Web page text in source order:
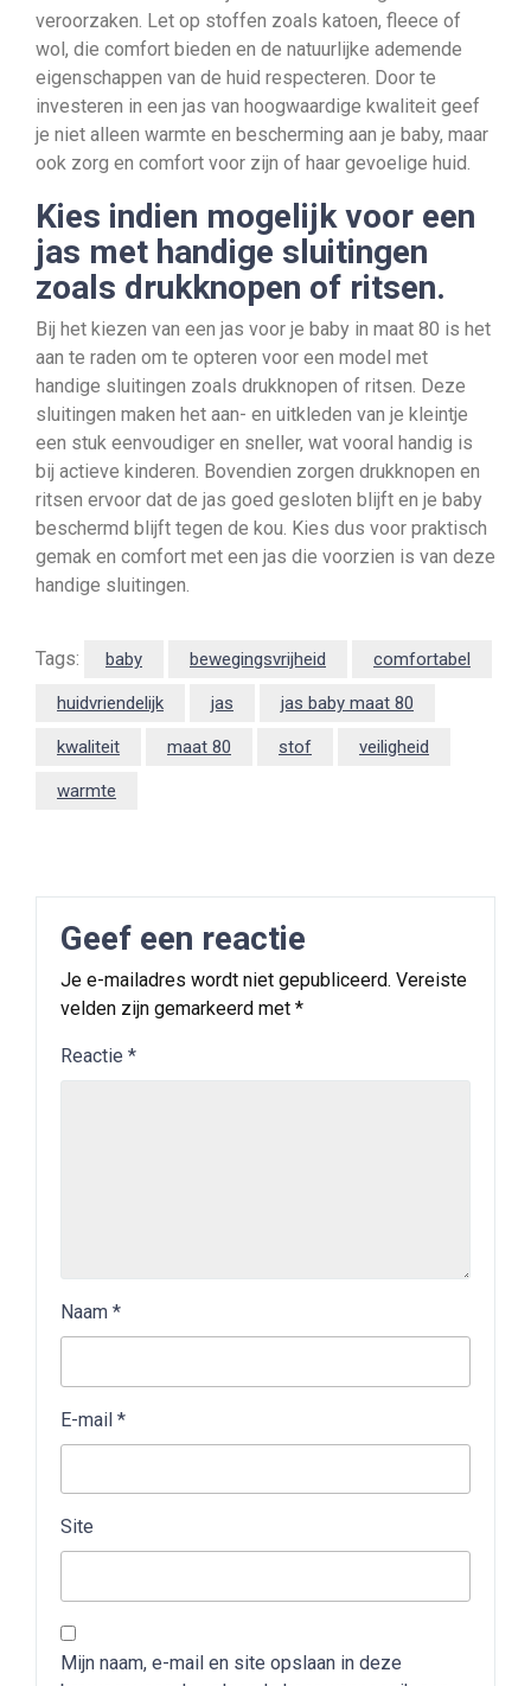
veroorzaken. Let op stoffen zoals katoen, fleece of
wol, die comfort bieden en de natuurlijke ademende
eigenschappen van de huid respecteren. Door te
investeren in een jas van hoogwaardige kwaliteit geef
je niet alleen warmte en bescherming aan je baby, maar
ook zorg en comfort voor zijn of haar gevoelige huid.
Kies indien mogelijk voor een
jas met handige sluitingen
zoals drukknopen of ritsen.
Bij het kiezen van een jas voor je baby in maat 80 is het
aan te raden om te opteren voor een model met
handige sluitingen zoals drukknopen of ritsen. Deze
sluitingen maken het aan- en uitkleden van je kleintje
een stuk eenvoudiger en sneller, wat vooral handig is
bij actieve kinderen. Bovendien zorgen drukknopen en
ritsen ervoor dat de jas goed gesloten blijft en je baby
beschermd blijft tegen de kou. Kies dus voor praktisch
gemak en comfort met een jas die voorzien is van deze
handige sluitingen.
Tags: baby bewegingsvrijheid comfortabel
huidvriendelijk jas jas baby maat 80
kwaliteit maat 80 stof veiligheid
warmte
Geef een reactie
Je e-mailadres wordt niet gepubliceerd. Vereiste
velden zijn gemarkeerd met *
Reactie *
Naam *
E-mail *
Site
Mijn naam, e-mail en site opslaan in deze